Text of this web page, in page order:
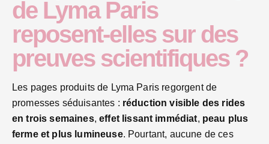
de Lyma Paris
reposent-elles sur des
preuves scientifiques ?
Les pages produits de Lyma Paris regorgent de
promesses séduisantes : réduction visible des rides
en trois semaines,effet lissant immédiat, peau plus
ferme et plus lumineuse. Pourtant, aucune de ces